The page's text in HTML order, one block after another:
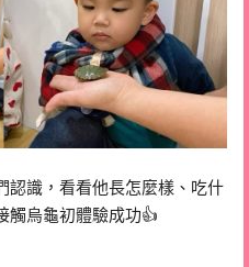
認識，看看他長怎麼樣、吃什
觸烏龜初體驗成功👍